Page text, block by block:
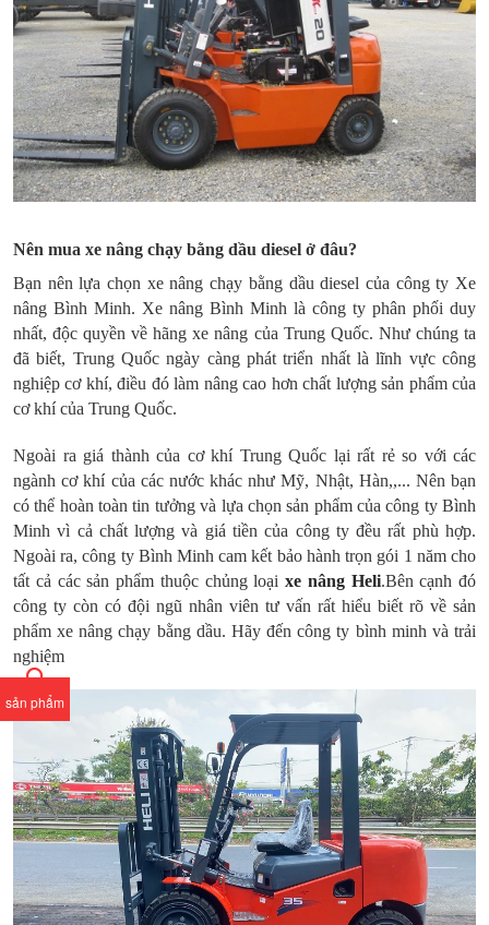
sản phẩm
Nên mua xe nâng chạy bằng dầu diesel ở đâu?
Bạn nên lựa chọn xe nâng chạy bằng dầu diesel của công ty Xe
nâng Bình Minh. Xe nâng Bình Minh là công ty phân phối duy
nhất, độc quyền về hãng xe nâng của Trung Quốc. Như chúng ta
đã biết, Trung Quốc ngày càng phát triển nhất là lĩnh vực công
nghiệp cơ khí, điều đó làm nâng cao hơn chất lượng sản phẩm của
cơ khí của Trung Quốc.
Ngoài ra giá thành của cơ khí Trung Quốc lại rất rẻ so với các
ngành cơ khí của các nước khác như Mỹ, Nhật, Hàn,,... Nên bạn
có thể hoàn toàn tin tưởng và lựa chọn sản phẩm của công ty Bình
Minh vì cả chất lượng và giá tiền của công ty đều rất phù hợp.
Ngoài ra, công ty Bình Minh cam kết bảo hành trọn gói 1 năm cho
tất cả các sản phẩm thuộc chủng loại xe nâng Heli.Bên cạnh đó
công ty còn có đội ngũ nhân viên tư vấn rất hiểu biết rõ về sản
phẩm xe nâng chạy bằng dầu. Hãy đến công ty bình minh và trải
nghiệm